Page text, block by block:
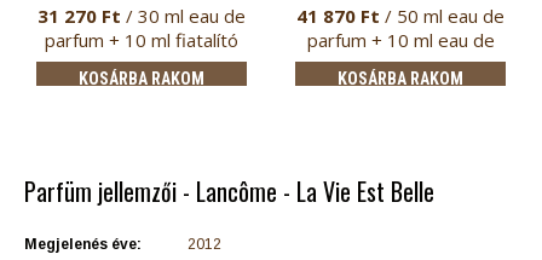
31 270 Ft / 30 ml eau de
parfum + 10 ml fiatalító
…
KOSÁRBA RAKOM
41 870 Ft / 50 ml eau de
parfum + 10 ml eau de
par…
KOSÁRBA RAKOM
Parfüm jellemzői - Lancôme - La Vie Est Belle
Megjelenés éve:
2012